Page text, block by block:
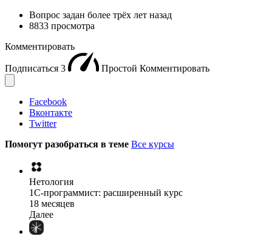
Вопрос задан более трёх лет назад
8833 просмотра
Комментировать
Подписаться 3 Простой Комментировать
Facebook
Вконтакте
Twitter
Помогут разобраться в теме Все курсы
Нетология
1C-программист: расширенный курс
18 месяцев
Далее